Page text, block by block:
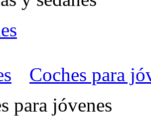
Coches para
para jóvenes